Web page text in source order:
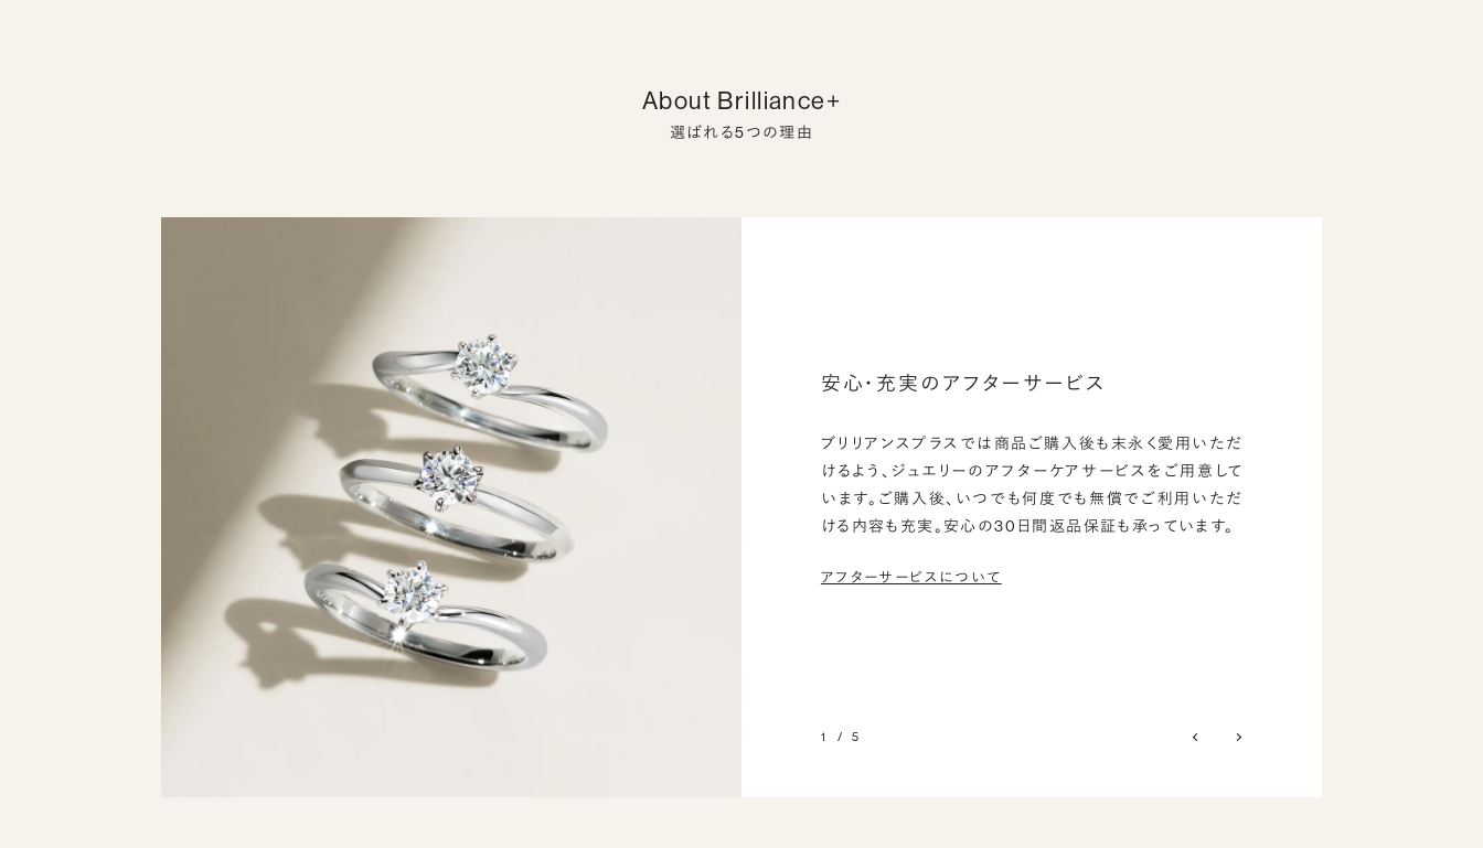
About Brilliance+
選ばれる5つの理由
安心・充実のアフターサービス
ブリリアンスプラスでは商品ご購入後も末永く愛用いただ
けるよう、ジュエリーのアフターケアサービスをご用意して
います。ご購入後、いつでも何度でも無償でご利用いただ
ける内容も充実。安心の30日間返品保証も承っています。
アフターサービスについて
1 / 5